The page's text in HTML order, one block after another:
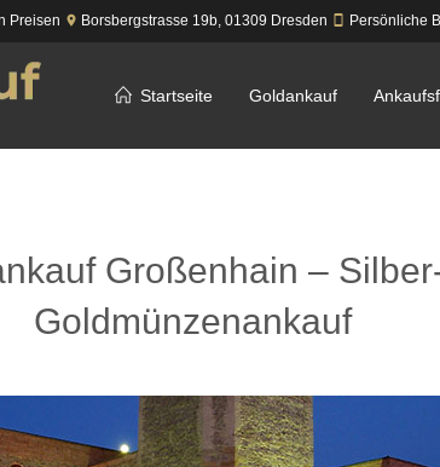
Preisen Borsbergstrasse 19b,01309 Dresden Persönliche
Startseite Goldankauf
Großenhain –
Goldmünzenankauf